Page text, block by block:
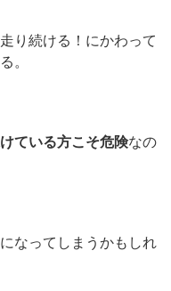
り続ける！にかわって
。
ている方こそ危険なの
なってしまうかもしれ